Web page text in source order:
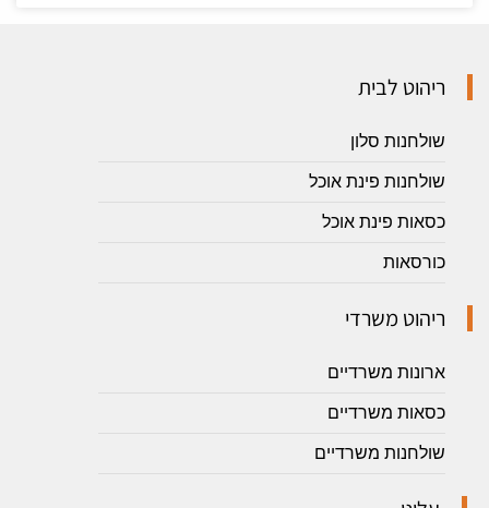
ריהוט לבית
שולחנות סלון
שולחנות פינת אוכל
כסאות פינת אוכל
כורסאות
ריהוט משרדי
ארונות משרדיים
כסאות משרדיים
שולחנות משרדיים